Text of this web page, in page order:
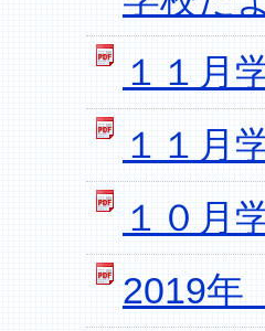
１１月
１１月
１０月
2019年